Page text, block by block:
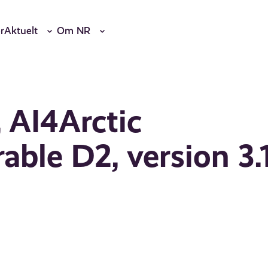
Aktuelt Om NR
D2, version